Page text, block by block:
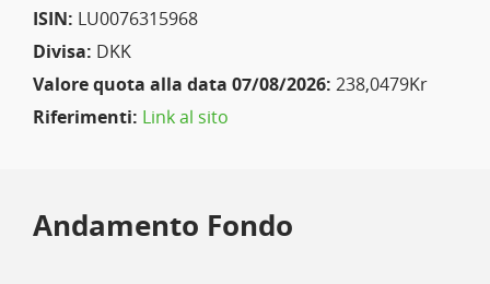
ISIN: LU0076315968
Divisa: DKK
Valore quota alla data 07/08/2026: 238,0479Kr
Riferimenti: Link al sito
Andamento Fondo